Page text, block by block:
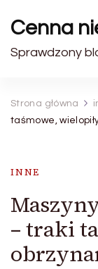
Cenna
Sprawdzony
Strona główna
taśmowe,
INNE
– traki